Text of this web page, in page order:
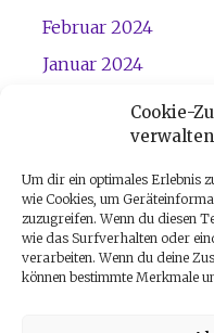
Cookie-
verwalten
Um dir ein optimales Erlebnis
wie Cookies, um
zuzugreifen. Wenn du diesen
wie das Surfverhalten oder
verarbeiten. Wenn du deine
können bestimmte Merkmale
Februar 2024
Januar 2024
Dezember 2023
November 2023